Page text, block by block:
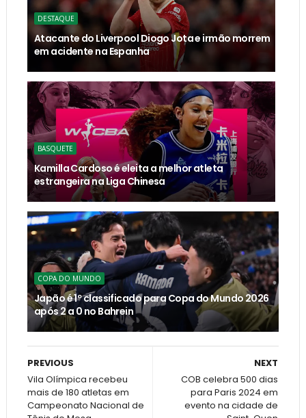
DESTAQUE
Atacante do Liverpool Diogo Jota e irmão morrem
em acidente na Espanha
BASQUETE
Kamilla Cardoso é eleita a melhor atleta
estrangeira na Liga Chinesa
COPA DO MUNDO
Japão é 1º classificado para Copa do Mundo 2026
após 2 a 0 no Bahrein
NEXT
COB celebra 500 dias
para Paris 2024 em
evento na cidade de
PREVIOUS
Vila Olímpica recebeu
mais de 180 atletas em
Campeonato Nacional de